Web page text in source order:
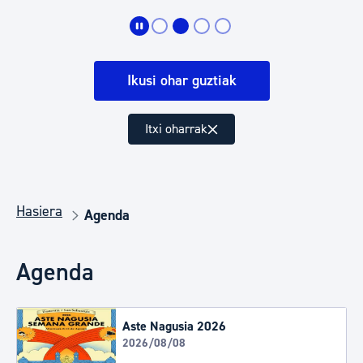
Ikusi ohar guztiak
Itxi oharrak
Hasiera Agenda
Agenda
Aste Nagusia 2026
2026/08/08